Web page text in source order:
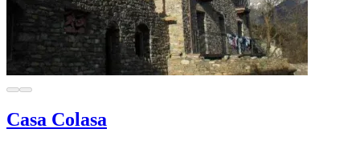
Casa Colasa